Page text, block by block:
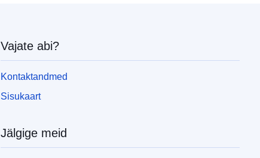
Vajate abi?
Kontaktandmed
Sisukaart
Jälgige meid